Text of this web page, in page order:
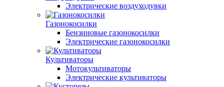
Электрические воздуходувки
Газонокосилки
Бензиновые газонокосилки
Электрические газонокосилки
Культиваторы
Мотокультиваторы
Электрические культиваторы